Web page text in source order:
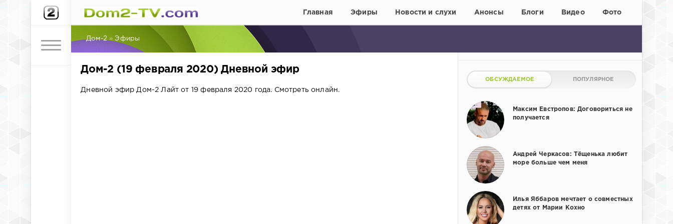
Главная Эфиры Новости и слухи Анонсы Блоги Видео Фото
Дом-2 »Эфиры
Дом-2 (19 февраля 2020) Дневной эфир
Дневной эфир Дом-2 Лайт от 19 февраля 2020 года. Смотреть онлайн.
ОБСУЖДАЕМОЕ ПОПУЛЯРНОЕ
Максим Евстропов: Договориться не
получается
Андрей Черкасов: Тёщенька любит
море больше чем меня
Илья Яббаров мечтает о совместных
детях от Марии Кохно